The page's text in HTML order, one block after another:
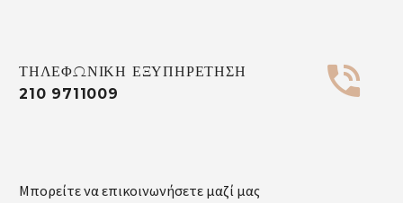


ΤΗΛΕΦΩΝΙΚΗ ΕΞΥΠΗΡΕΤΗΣΗ
210 9711009
Μπορείτε να επικοινωνήσετε μαζί μας